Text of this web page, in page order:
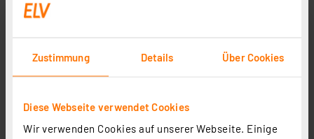
Zustimmung Details Über Cookies
Diese Webseite verwendet Cookies
Wir verwenden Cookies auf unserer Webseite. Einige
inkl. MwSt.
Informationen zu Versandkosten